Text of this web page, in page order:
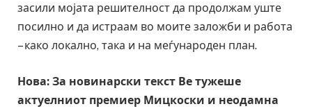
засили мојата решителност да продолжам уште
посилно и да истраам во моите заложби и работа
– како локално, така и на меѓународен план.
Нова: За новинарски текст Ве тужеше
актуелниот премиер Мицкоски и неодамна